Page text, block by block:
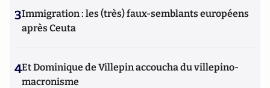
3Immigration : les (très) faux-semblants européens
après Ceuta
4Et Dominique de Villepin accoucha du villepino-
macronisme